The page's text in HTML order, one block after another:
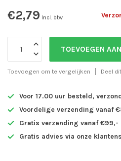
€2,79 Incl. btw
TOEVOEGEN
Toevoegen om te vergelijken Deel
Voor 17.00 uur besteld,
Voordelige verzending vanaf
Gratis verzending vanaf €99,-
Gratis advies via onze